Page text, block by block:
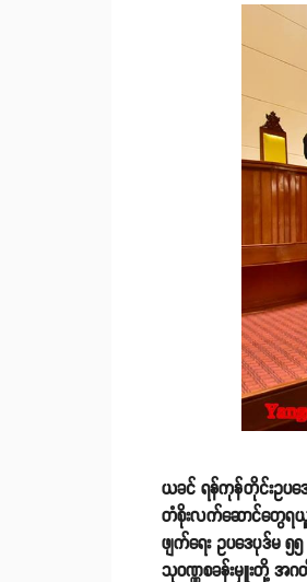
ယခင် ရန်ကုန်တိုင်းဥပ
တံစိုးလက်ဆောင်တွေရယူ
ဖျက်ရေး ဥပဒေပုဒ်မ
သုဝဏ္ဏစခန်းမှူးတို့ အဂ